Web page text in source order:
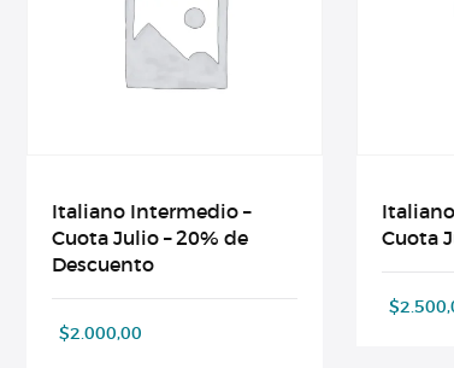
Italiano Intermedio –
Cuota Julio – 20% de
Descuento
$2.000,00
Cuota
$